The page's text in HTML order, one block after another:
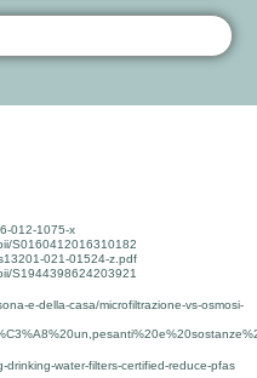
012-1075-x
S0160412016310182
021-01524-z.pdf
S1944398624203921
e-della-casa/microfiltrazione-vs-osmosi-
water-filters-certified-reduce-pfas